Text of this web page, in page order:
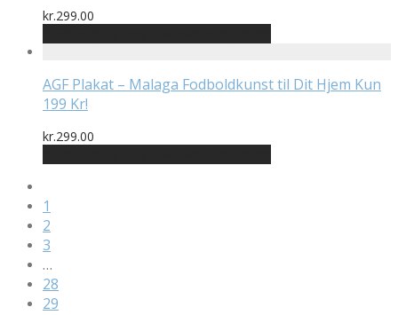
kr.299.00
AGF Plakat – Malaga Fodboldkunst til Dit Hjem Kun
199 Kr!
kr.299.00
1
2
3
…
28
29